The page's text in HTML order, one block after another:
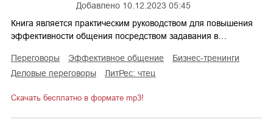
Добавлено 10.12.2023 05:45
Книга является практическим руководством для повышения
эффективности общения посредством задавания в…
переговоры эффективное общение
бизнес-тренинги
деловые переговоры
ЛитРес: чтец
Скачать бесплатно в формате mp3!